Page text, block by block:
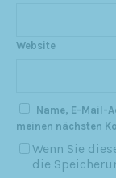
Website
Name, E-Mail-
meinen nächsten
Wenn Sie
die